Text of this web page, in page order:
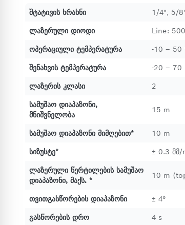
შტატივის ხრახნი
1/4", 5/
ლაზერული დიოდი
Line:
ოპერაციული ტემპერატურა
-10 – 50
შენახვის ტემპერატურა
-20 – 70
ლაზერის კლასი
2
სამუშაო დიაპაზონი,
მნიშვნელობა
15 m
სამუშაო დიაპაზონი მიმღებით*
10 m
სიზუსტე*
± 0.3 მმ/
ლაზერული წერტილების სამუშაო
დიაპაზონი, მაქს. *
10 m
თვითგასწორების დიაპაზონი
± 4°
გასწორების დრო
4 s